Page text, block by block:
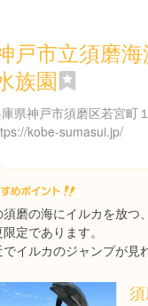
戸市立須磨海
族園
kobe-sumasui.jp/
須磨の海にイルカを放つ
定であります。
でイルカのジャンプが見